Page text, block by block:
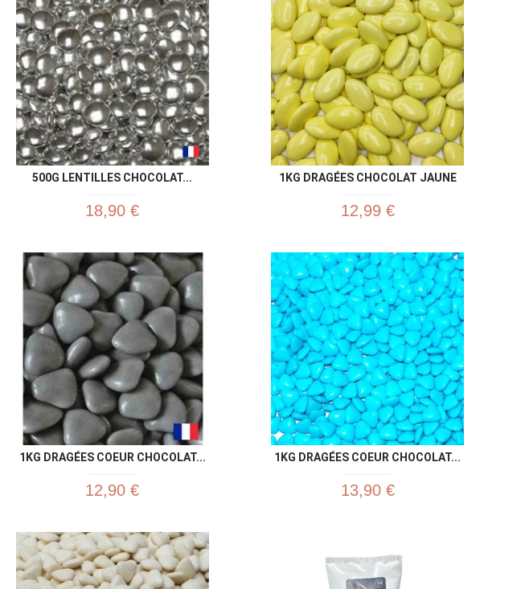
500G LENTILLES CHOCOLAT...
18,90 €
1KG DRAGÉES CHOCOLAT JAUNE
12,99 €
Aperçu rapide
1KG DRAGÉES COEUR CHOCOLAT...
12,90 €
Aperçu rapide
1KG DRAGÉES COEUR CHOCOLAT...
13,90 €
Aperçu rapide Aperçu rapide